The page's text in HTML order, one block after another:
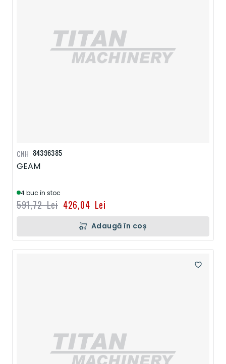
84396385
GEAM
4 buc în stoc
426,04 Lei
591,72 Lei
CNH
Adaugă în coș